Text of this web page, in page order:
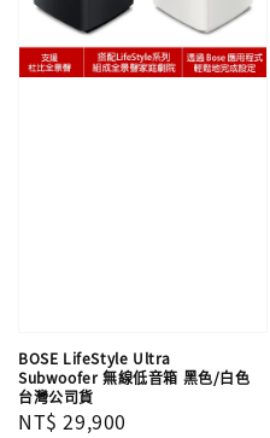
BOSE LifeStyle Ultra
Subwoofer 無線低音箱 黑色/白色
台灣公司貨
Regular
NT$ 29,900